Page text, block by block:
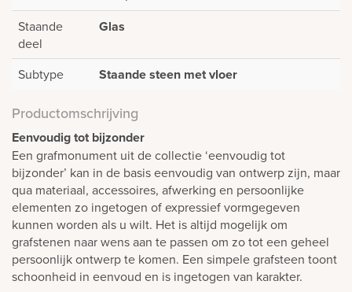
Staande
deel
Glas
Subtype Staande steen met vloer
Productomschrijving
Eenvoudig tot bijzonder
Een grafmonument uit de collectie ‘eenvoudig tot
bijzonder’ kan in de basis eenvoudig van ontwerp zijn, maar
qua materiaal, accessoires, afwerking en persoonlijke
elementen zo ingetogen of expressief vormgegeven
kunnen worden als u wilt. Het is altijd mogelijk om
grafstenen naar wens aan te passen om zo tot een geheel
persoonlijk ontwerp te komen. Een simpele grafsteen toont
schoonheid in eenvoud en is ingetogen van karakter.